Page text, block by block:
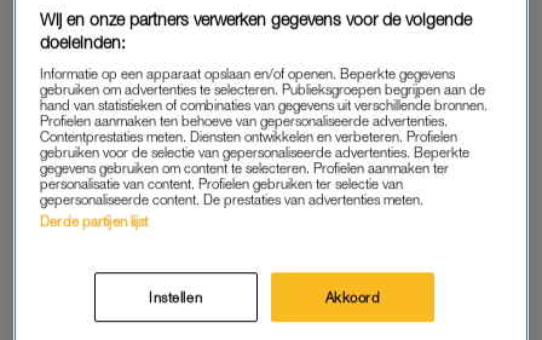
ADVERTORIAL
Praten, lachen én bewegen:
dit event doorbreekt het
taboe rondom urineverlies –
en jij kunt daarbij zijn
LINDA.
Fractievoorzitter BBB boos
ben ik eigenlijk niet welkom'
OH, OH DEN HAAG
Caroline van der Plas:
paradijsvogel met
boerenverstand in de
Tweede Kamer
MOET JE EVEN ZIEN
Nieuwe LuckyTV in 'Jinek'
over onze lijsttrekkers is
hysterisch satirisch
Partijleider BBB gaat strijd
aan met Sylvana Simons:
Wij en onze partners verwerken gegevens voor de volgende
doeleinden:
Informatie op een apparaat opslaan en/of openen. Beperkte gegevens
gebruiken om advertenties te selecteren. Publieksgroepen begrijpen aan de
hand van statistieken of combinaties van gegevens uit verschillende bronnen.
Profielen aanmaken ten behoeve van gepersonaliseerde advertenties.
Contentprestaties meten. Diensten ontwikkelen en verbeteren. Profielen
gebruiken voor de selectie van gepersonaliseerde advertenties. Beperkte
gegevens gebruiken om content te selecteren. Profielen aanmaken ter
personalisatie van content. Profielen gebruiken ter selectie van
gepersonaliseerde content. De prestaties van advertenties meten.
Derde partijen lijst
Instellen Akkoord